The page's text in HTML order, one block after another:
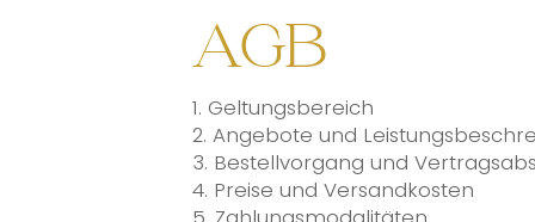
AGB
1. Geltungsbereich
2. Angebote und
3. Bestellvorgang und
4. Preise und Versandkosten